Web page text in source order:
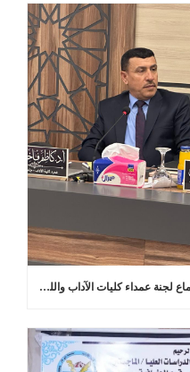
كلية الآداب بجامعة ذي قار تشارك في اجتماع لجنة عمداء كليات الآداب واللغات في العراق